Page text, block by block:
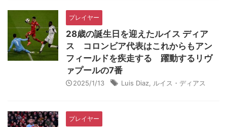
プレイヤー
28歳の誕生日を迎えたルイス ディア
ス コロンビア代表はこれからもアン
フィールドを疾走する 躍動するリヴ
ァプールの7番
2025/1/13 Luis Diaz ルイス・ディアス
プレイヤー